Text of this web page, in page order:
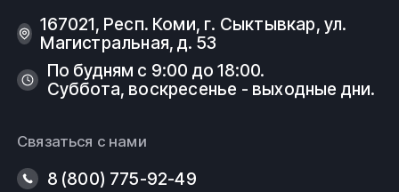
167021, Респ. Коми, г. Сыктывкар, ул.
Магистральная, д. 53
По будням с 9:00 до 18:00.
Суббота, воскресенье - выходные дни.
Связаться с нами
8 (800) 775-92-49